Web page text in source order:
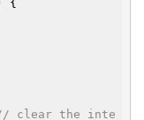
{
clear the inte